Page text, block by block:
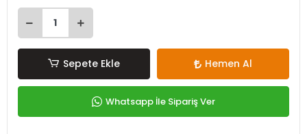
Sepete Ekle Hemen Al
Whatsapp İle Sipariş Ver